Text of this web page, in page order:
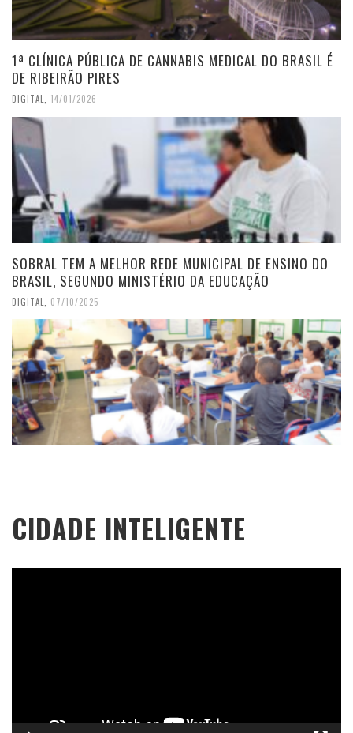
1ª CLÍNICA PÚBLICA DE CANNABIS MEDICAL DO BRASIL É
DE RIBEIRÃO PIRES
DIGITAL 14/01/2026
SOBRAL TEM A MELHOR REDE MUNICIPAL DE ENSINO DO
BRASIL, SEGUNDO MINISTÉRIO DA EDUCAÇÃO
DIGITAL 07/10/2025
CIDADE INTELIGENTE